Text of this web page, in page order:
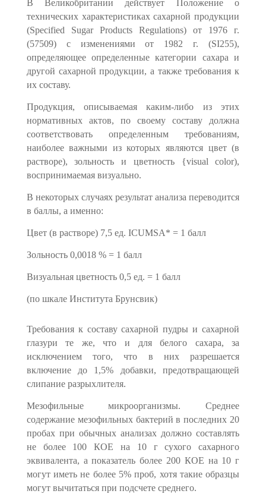
В Великобритании действует Положение о
технических характеристиках са­харной продукции
(Specified Sugar Products Regulations) от 1976 г.
(57509) с измене­ниями от 1982 г. (SI255),
определяющее определенные категории сахара и
другой сахарной продукции, а также требования к
их составу.
Продукция, описываемая каким-либо из этих
нормативных актов, по своему со­ставу должна
соответствовать определенным требованиям,
наиболее важными из которых являются цвет (в
растворе), зольность и цветность {visual color),
восприни­маемая визуально.
В некоторых случаях результат анализа переводится
в баллы, а именно:
Цвет (в растворе) 7,5 ед. ICUMSA* = 1 балл
Зольность 0,0018 % = 1 балл
Визуальная цветность 0,5 ед. = 1 балл
(по шкале Института Брунсвик)
Требования к составу сахарной пудры и сахарной
глазури те же, что и для бело­го сахара, за
исключением того, что в них разрешается
включение до 1,5% добавки, предотвращающей
слипание разрыхлителя.
Мезофильные микроорганизмы. Среднее
содержание мезофильных бактерий в последних 20
пробах при обычных анализах должно составлять
не более 100 КОЕ на 10 г сухого сахарного
эквивалента, а показатель более 200 КОЕ на 10 г
могут иметь не более 5% проб, хотя такие образцы
могут вычитаться при подсчете среднего.